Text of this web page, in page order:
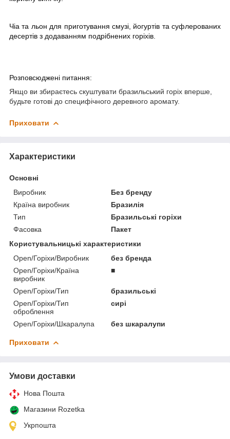
Чіа та льон для приготування смузі, йогуртів та суфлерованих
десертів з додаванням подрібнених горіхів.
Розповсюджені питання:
Якщо ви збираєтесь скуштувати бразильський горіх вперше,
будьте готові до специфічного деревного аромату.
Приховати
Характеристики
Основні
Виробник
Без бренду
Країна виробник
Бразилія
Тип
Бразильські горіхи
Фасовка
Пакет
Користувальницькі характеристики
Open/Горіхи/Виробник
без бренда
Open/Горіхи/Країна
виробник
■
Open/Горіхи/Тип
бразильські
Open/Горіхи/Тип
оброблення
сирі
Open/Горіхи/Шкаралупа без шкаралупи
Приховати
Умови доставки
Нова Пошта
Магазини Rozetka
Укрпошта